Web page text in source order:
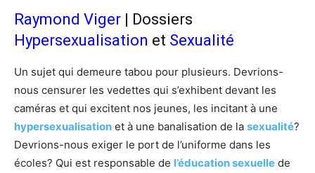
Raymond Viger | Dossiers
Hypersexualisation et Sexualité
Un sujet qui demeure tabou pour plusieurs. Devrions-
nous censurer les vedettes qui s’exhibent devant les
caméras et qui excitent nos jeunes, les incitant à une
hypersexualisation et à une banalisation de la sexualité?
Devrions-nous exiger le port de l’uniforme dans les
écoles? Qui est responsable de l’éducation sexuelle de